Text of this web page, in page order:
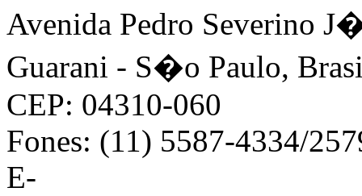
Avenida Pedro Severino
Guarani - S�o Paulo,
CEP: 04310-060
Fones: (11) 5587-4334/
E-